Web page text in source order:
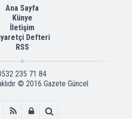
Ana Sayfa
Künye
İletişim
Defteri
RSS
235 71 84
© 2016 Gazete Güncel